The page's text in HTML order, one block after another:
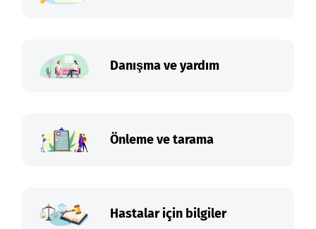
Danışma ve yardım
Önleme ve tarama
Hastalar için bilgiler